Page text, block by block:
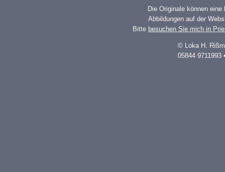
Die Originale können
Abbildungen auf der
Bitte besuchen Sie mich in
© Loka H.
05844 9711993